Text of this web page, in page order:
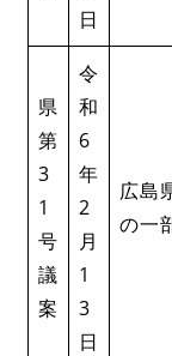
日
県
第
3
1
号
議
案
令
和
6
年
2
月
1
3
日
広島
の一